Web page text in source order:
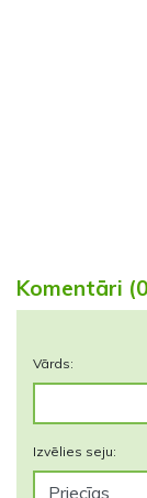
Komentāri
Vārds:
Izvēlies seju: